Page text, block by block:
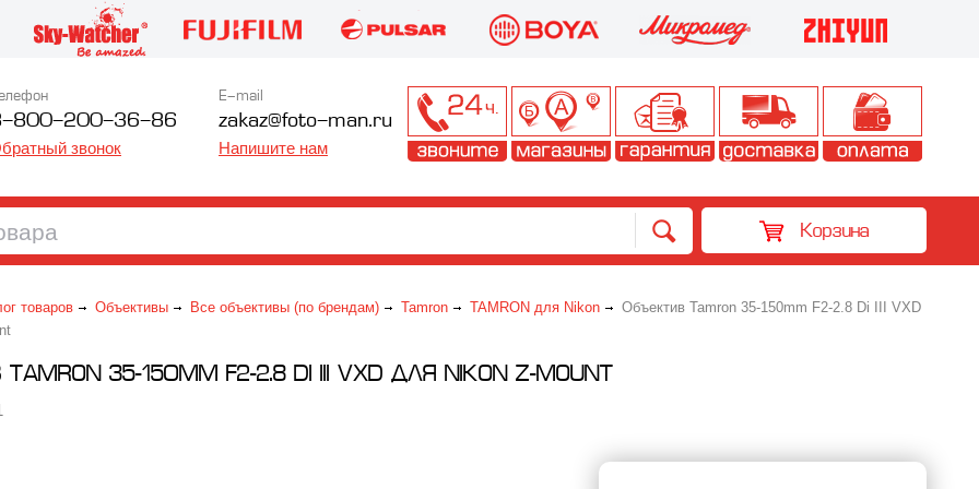
800-200-36-86
звонок
E-mail
zakaz@foto-man.ru
Напишите нам
Корзина
товаров Объективы Все объективы (по брендам) Tamron TAMRON для Nikon
Объектив Tamron 35-150mm F2-2.8 Di III VXD
35-150MM F2-2.8 DI III VXD ДЛЯ NIKON Z-MOUNT